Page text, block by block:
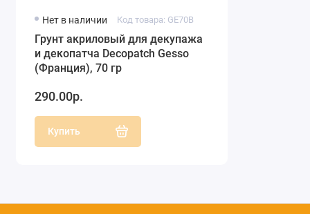
Нет в наличии Код товара: GE70B
Грунт акриловый для декупажа
и декопатча Decopatch Gesso
(Франция), 70 гр
290.00р.
Купить